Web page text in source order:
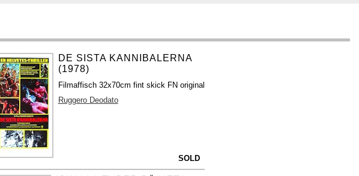
DE SISTA KANNIBALERNA
(1978)
Filmaffisch 32x70cm fint skick FN original
Ruggero Deodato
SOLD